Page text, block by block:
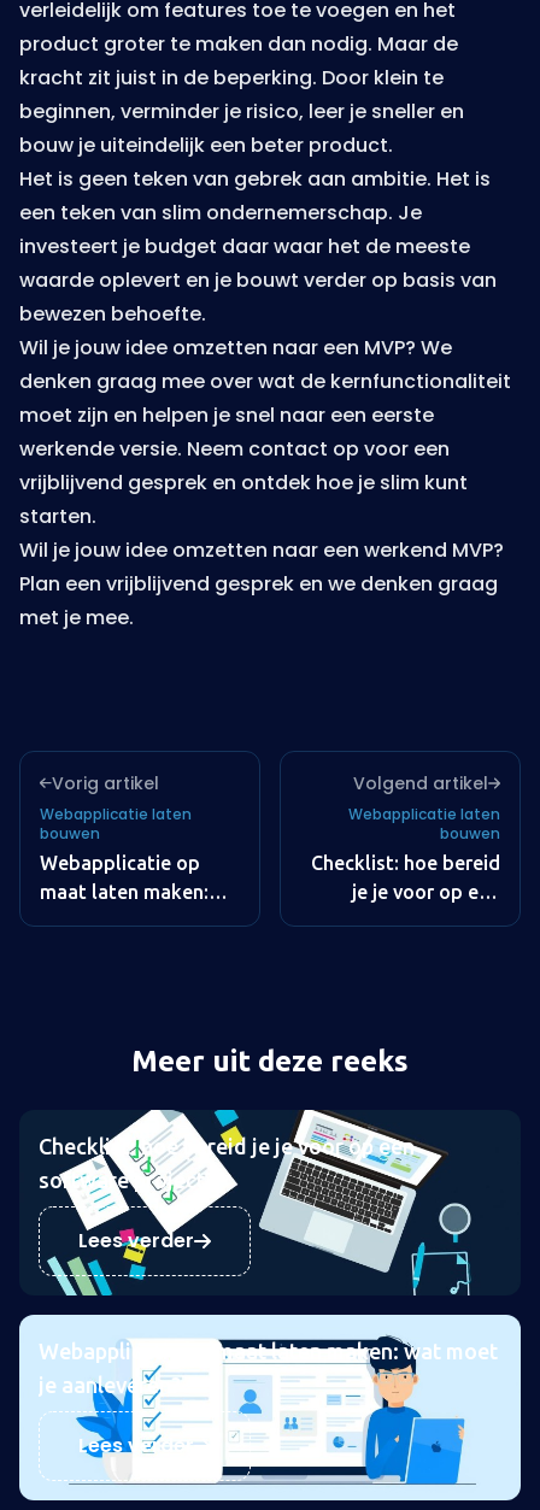
verleidelijk om features toe te voegen en het
product groter te maken dan nodig. Maar de
kracht zit juist in de beperking. Door klein te
beginnen, verminder je risico, leer je sneller en
bouw je uiteindelijk een beter product.
Het is geen teken van gebrek aan ambitie. Het is
een teken van slim ondernemerschap. Je
investeert je budget daar waar het de meeste
waarde oplevert en je bouwt verder op basis van
bewezen behoefte.
Wil je jouw idee omzetten naar een MVP? We
denken graag mee over wat de kernfunctionaliteit
moet zijn en helpen je snel naar een eerste
werkende versie. Neem contact op voor een
vrijblijvend gesprek en ontdek hoe je slim kunt
starten.
Wil je jouw idee omzetten naar een werkend MVP?
Plan een vrijblijvend gesprek en we denken graag
met je mee.
Vorig artikel
Webapplicatie laten
bouwen
Webapplicatie op
maat laten maken:
wat moet je
Volgend artikel
Webapplicatie laten
bouwen
Checklist: hoe bereid
je je voor op een
software project?
Meer uit deze reeks
Checklist: hoe bereid je je voor op een
software project?
Lees verder
Webapplicatie op maat laten maken: wat moet
je aanleveren?
Lees verder